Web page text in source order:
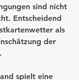
sind nicht
Entscheidend
als
der
spielt eine